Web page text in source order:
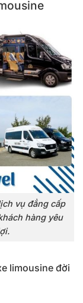
vụ đẳng cấp
hàng yêu
limousine đời